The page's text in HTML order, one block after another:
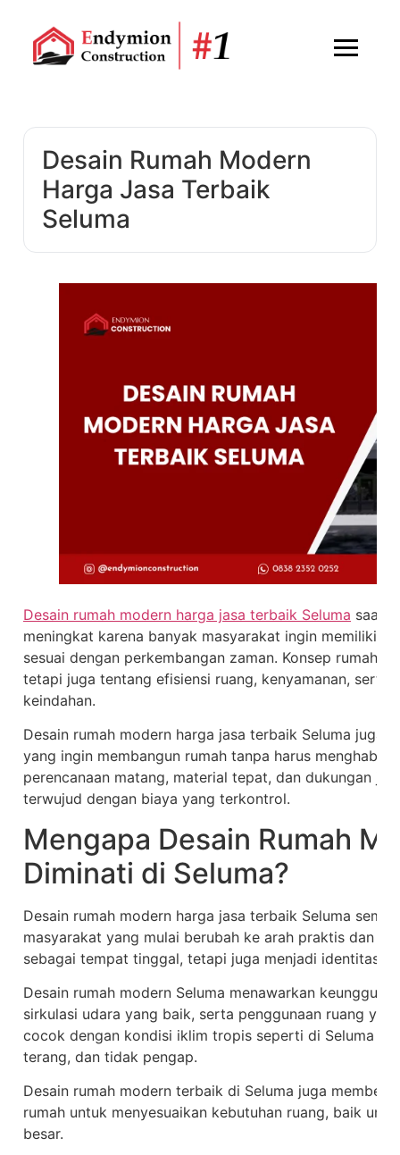
Desain Rumah Modern
Harga Jasa Terbaik
Seluma
Desain rumah modern harga jasa terbaik Seluma saat
meningkat karena banyak masyarakat ingin memiliki
sesuai dengan perkembangan zaman. Konsep rumah
tetapi juga tentang efisiensi ruang, kenyamanan, serta
keindahan.
Desain rumah modern harga jasa terbaik Seluma juga
yang ingin membangun rumah tanpa harus
perencanaan matang, material tepat, dan dukungan
terwujud dengan biaya yang terkontrol.
Mengapa Desain Rumah
Diminati di Seluma?
Desain rumah modern harga jasa terbaik Seluma
masyarakat yang mulai berubah ke arah praktis dan
sebagai tempat tinggal, tetapi juga menjadi identitas
Desain rumah modern Seluma menawarkan
sirkulasi udara yang baik, serta penggunaan ruang
cocok dengan kondisi iklim tropis seperti di Seluma
terang, dan tidak pengap.
Desain rumah modern terbaik di Seluma juga
rumah untuk menyesuaikan kebutuhan ruang, baik
besar.